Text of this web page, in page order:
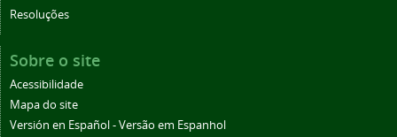
Resoluções
Sobre o site
Acessibilidade
Mapa do site
Versión en Español - Versão em Espanhol